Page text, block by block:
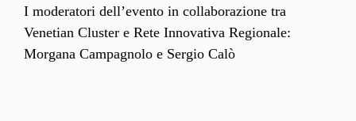
I moderatori dell’evento in collaborazione tra
Venetian Cluster e Rete Innovativa Regionale:
Morgana Campagnolo e Sergio Calò